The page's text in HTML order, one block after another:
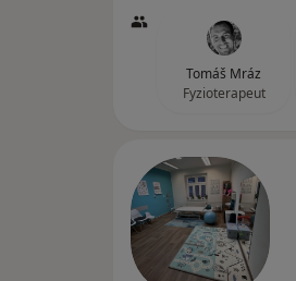
Tomáš Mráz
Fyzioterapeut